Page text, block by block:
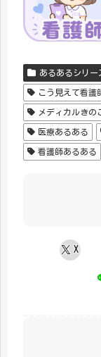
あるあるシリー
こう見えて看護
メディカルきの
医療あるある
看護師あるある
X